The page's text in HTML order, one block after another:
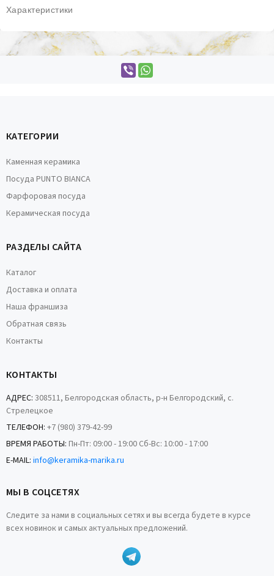
Характеристики
КАТЕГОРИИ
Каменная керамика
Посуда PUNTO BIANCA
Фарфоровая посуда
Керамическая посуда
РАЗДЕЛЫ САЙТА
Каталог
Доставка и оплата
Наша франшиза
Обратная связь
Контакты
КОНТАКТЫ
АДРЕС: 308511, Белгородская область, р-н Белгородский, с.
Стрелецкое
ТЕЛЕФОН: +7 (980) 379-42-99
ВРЕМЯ РАБОТЫ: Пн-Пт: 09:00 - 19:00 Сб-Вс: 10:00 - 17:00
E-MAIL: info@keramika-marika.ru
МЫ В СОЦСЕТЯХ
Следите за нами в социальных сетях и вы всегда будете в курсе
всех новинок и самых актуальных предложений.